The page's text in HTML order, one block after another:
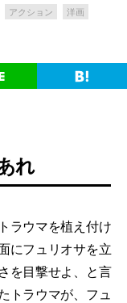
アクション 洋画
れ
ラウマを植え付け
にフュリオサを立
を目撃せよ、と言
トラウマが、フュ